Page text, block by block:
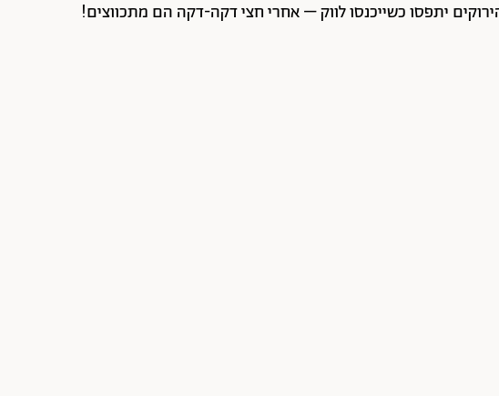
יתפסו כשייכנסו לווק – אחרי חצי דקה-דקה הם מתכווצים!